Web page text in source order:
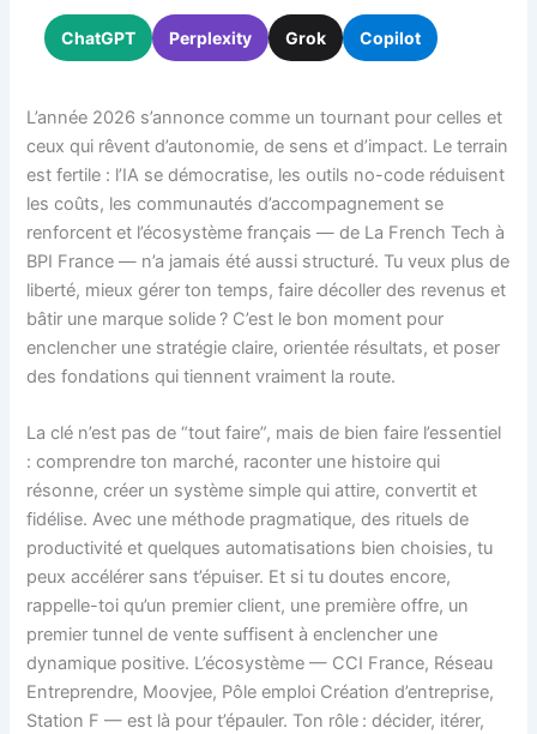
ChatGPT Perplexity Grok Copilot
L’année 2026 s’annonce comme un tournant pour celles et
ceux qui rêvent d’autonomie, de sens et d’impact. Le terrain
est fertile : l’IA se démocratise, les outils no-code réduisent
les coûts, les communautés d’accompagnement se
renforcent et l’écosystème français — de La French Tech à
BPI France — n’a jamais été aussi structuré. Tu veux plus de
liberté, mieux gérer ton temps, faire décoller des revenus et
bâtir une marque solide ? C’est le bon moment pour
enclencher une stratégie claire, orientée résultats, et poser
des fondations qui tiennent vraiment la route.
La clé n’est pas de “tout faire”, mais de bien faire l’essentiel
: comprendre ton marché, raconter une histoire qui
résonne, créer un système simple qui attire, convertit et
fidélise. Avec une méthode pragmatique, des rituels de
productivité et quelques automatisations bien choisies, tu
peux accélérer sans t’épuiser. Et si tu doutes encore,
rappelle-toi qu’un premier client, une première offre, un
premier tunnel de vente suffisent à enclencher une
dynamique positive. L’écosystème — CCI France, Réseau
Entreprendre, Moovjee, Pôle emploi Création d’entreprise,
Station F — est là pour t’épauler. Ton rôle : décider, itérer,